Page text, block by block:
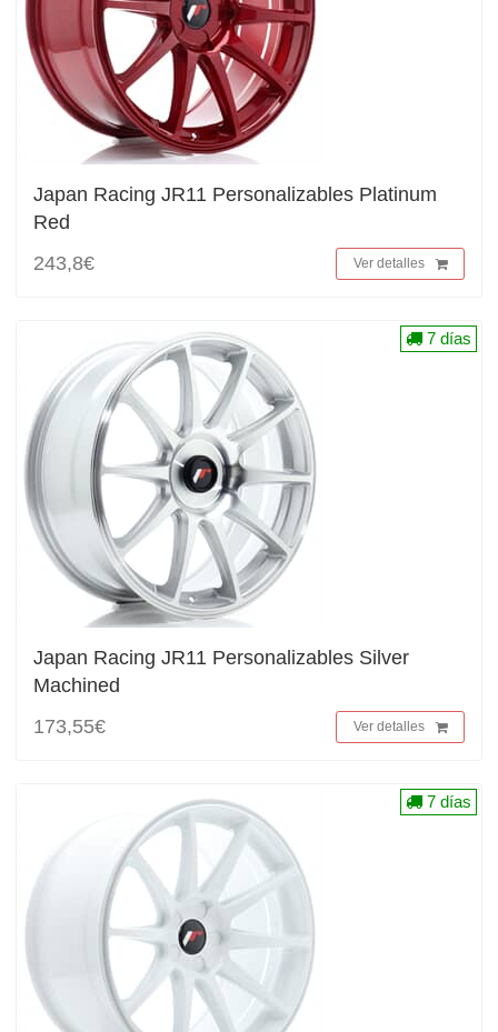
Japan Racing JR11 Personalizables Platinum
Red
243,8€
Ver detalles
Japan Racing JR11 Personalizables Silver
Machined
173,55€
Ver detalles
7 días
7 días